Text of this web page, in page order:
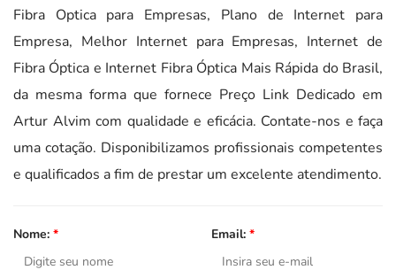
Fibra Optica para Empresas, Plano de Internet para
Empresa, Melhor Internet para Empresas, Internet de
Fibra Óptica e Internet Fibra Óptica Mais Rápida do Brasil,
da mesma forma que fornece Preço Link Dedicado em
Artur Alvim com qualidade e eficácia. Contate-nos e faça
uma cotação. Disponibilizamos profissionais competentes
e qualificados a fim de prestar um excelente atendimento.
Nome: * Email: *